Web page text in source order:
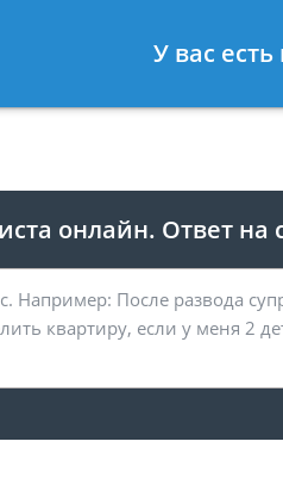
8 812 425-67-81
онлайн. Ответ на
У вас